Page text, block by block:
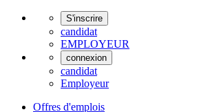
S'inscrire
candidat
EMPLOYEUR
connexion
candidat
Employeur
Offres d'emplois